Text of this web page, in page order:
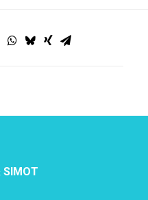
SIMOT